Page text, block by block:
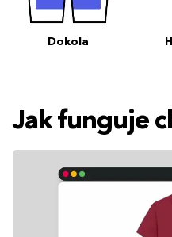
Dokola
Jak funguje